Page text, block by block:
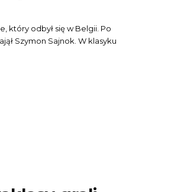
który odbył się w Belgii. Po
Sajnok. W klasyku